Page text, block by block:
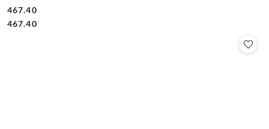
Cena:
467.40
Cena:
467.40